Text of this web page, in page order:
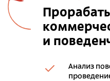
и
Анализ